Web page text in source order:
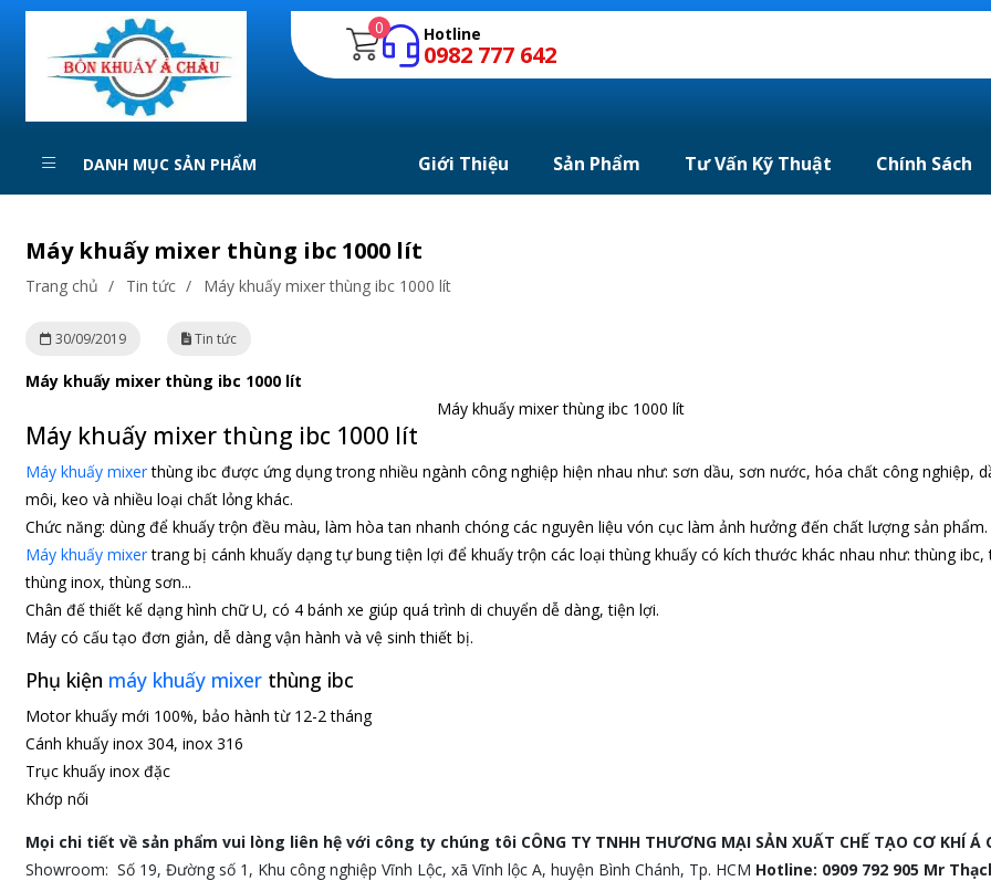
0 Hotline
0982 777 642
DANH MỤC SẢN PHẨM Giới Thiệu Sản Phẩm Tư Vấn Kỹ Thuật Chính Sách
Máy khuấy mixer thùng ibc 1000 lít
Trang chủ / Tin tức / Máy khuấy mixer thùng ibc 1000 lít
30/09/2019 Tin tức
Máy khuấy mixer thùng ibc 1000 lít
Máy khuấy mixer thùng ibc 1000 lít
Máy khuấy mixer thùng ibc 1000 lít
Máy khuấy mixerthùng ibc được ứng dụng trong nhiều ngành công nghiệp hiện nhau như: sơn dầu, sơn nước, hóa chất công nghiệp,
môi, keo và nhiều loại chất lỏng khác.
Chức năng: dùng để khuấy trộn đều màu, làm hòa tan nhanh chóng các nguyên liệu vón cục làm ảnh hưởng đến chất lượng sản phẩm.
Máy khuấy mixertrang bị cánh khuấy dạng tự bung tiện lợi để khuấy trộn các loại thùng khuấy có kích thước khác nhau như: thùng ibc,
thùng inox, thùng sơn...
Chân đế thiết kế dạng hình chữ U, có 4 bánh xe giúp quá trình di chuyển dễ dàng, tiện lợi.
Máy có cấu tạo đơn giản, dễ dàng vận hành và vệ sinh thiết bị.
Phụ kiện máy khuấy mixerthùng ibc
Motor khuấy mới 100%, bảo hành từ 12-2 tháng
Cánh khuấy inox 304, inox 316
Trục khuấy inox đặc
Khớp nối
Mọi chi tiết về sản phẩm vui lòng liên hệ với công ty chúng tôi CÔNG TY TNHH THƯƠNG MẠI SẢN XUẤT CHẾ TẠO CƠ KHÍ Á
Showroom: Số 19, Đường số 1, Khu công nghiệp Vĩnh Lộc, xã Vĩnh lộc A, huyện Bình Chánh, Tp. HCM Hotline: 0909 792 905 Mr